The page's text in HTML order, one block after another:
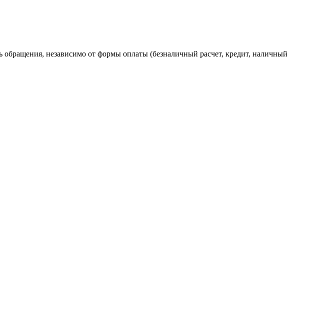
независимо от формы оплаты (безналичный расчет, кредит, наличный